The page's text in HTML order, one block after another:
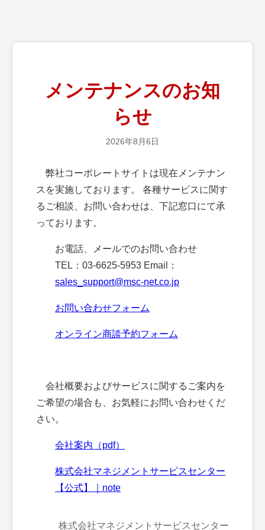
メンテナンスのお知
らせ
2026年8月6日
弊社コーポレートサイトは現在メンテナン
スを実施しております。 各種サービスに関す
るご相談、お問い合わせは、下記窓口にて承
っております。
お電話、メールでのお問い合わせ
TEL：03-6625-5953 Email：
sales_support@msc-net.co.jp
お問い合わせフォーム
オンライン商談予約フォーム
会社概要およびサービスに関するご案内を
ご希望の場合も、お気軽にお問い合わせくだ
さい。
会社案内（pdf）
株式会社マネジメントサービスセンター
【公式】｜note
株式会社マネジメントサービスセンター